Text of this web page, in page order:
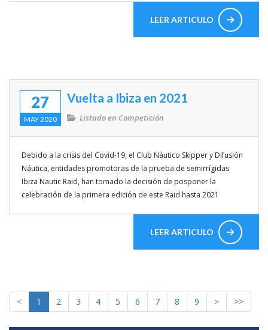
LEER ARTICULO
27
MAY 2020
Vuelta a Ibiza en 2021
Listado en Competición
Debido a la crisis del Covid-19, el Club Náutico Skipper y Difusión
Náutica, entidades promotoras de la prueba de semirrígidas
Ibiza Nautic Raid, han tomado la decisión de posponer la
celebración de la primera edición de este Raid hasta 2021
LEER ARTICULO
< 1 2 3 4 5 6 7 8 9 > >>